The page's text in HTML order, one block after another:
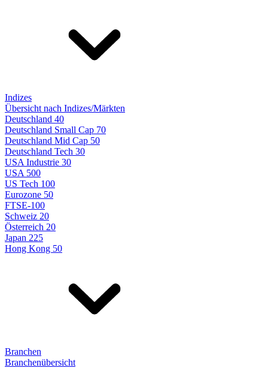
Indizes
Übersicht nach Indizes/Märkten
Deutschland 40
Deutschland Small Cap 70
Deutschland Mid Cap 50
Deutschland Tech 30
USA Industrie 30
USA 500
US Tech 100
Eurozone 50
FTSE-100
Schweiz 20
Österreich 20
Japan 225
Hong Kong 50
Branchen
Branchenübersicht